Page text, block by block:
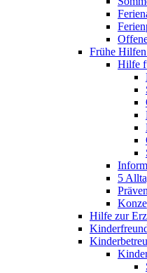
Frühe
Hilfe
5
Hilfe zur